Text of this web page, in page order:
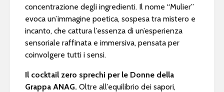
concentrazione degli ingredienti. Il nome “Mulier”
evoca un’immagine poetica, sospesa tra mistero e
incanto, che cattura l’essenza di un’esperienza
sensoriale raffinata e immersiva, pensata per
coinvolgere tutti i sensi.
Il cocktail zero sprechi per le Donne della
Grappa ANAG. Oltre all’equilibrio dei sapori,